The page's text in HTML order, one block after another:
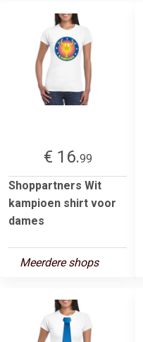
€ 16.99
Shoppartners Wit
kampioen shirt voor
dames
Meerdere shops